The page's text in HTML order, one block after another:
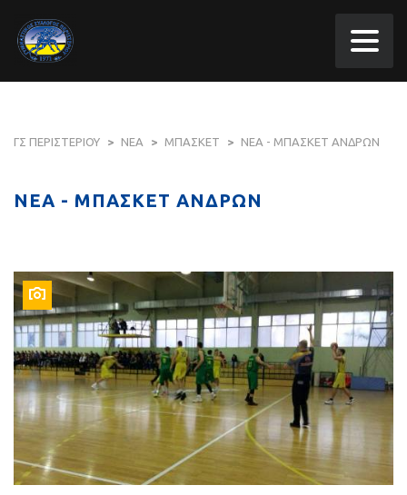
ΓΣ ΠΕΡΙΣΤΕΡΙΟΥ > ΝΕΑ > ΜΠΑΣΚΕΤ > ΝΕΑ - ΜΠΑΣΚΕΤ ΑΝΔΡΩΝ
ΝΕΑ - ΜΠΑΣΚΕΤ ΑΝΔΡΩΝ